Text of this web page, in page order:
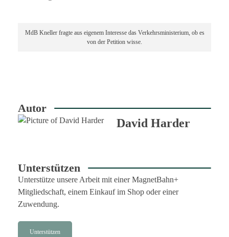
MdB Kneller fragte aus eigenem Interesse das Verkehrsministerium, ob es
von der Petition wisse.
Autor
David Harder
Unterstützen
Unterstütze unsere Arbeit mit einer MagnetBahn+
Mitgliedschaft, einem Einkauf im Shop oder einer
Zuwendung.
Unterstützen